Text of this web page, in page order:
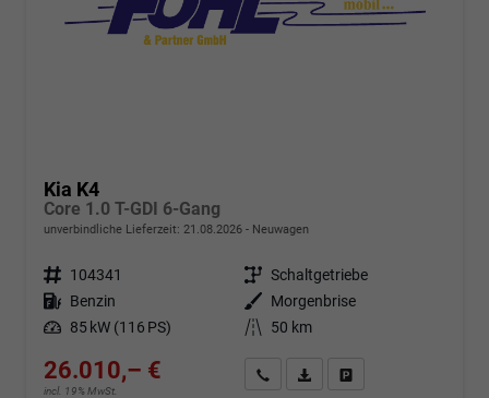
Kia K4
Core 1.0 T-GDI 6-Gang
unverbindliche Lieferzeit: 21.08.2026 Neuwagen
Fahrzeugnr. 104341 Getriebe Schaltgetriebe
Kraftstoff Benzin Außenfarbe
Morgenbrise
Leistung 85 kW (116 PS) Kilometerstand 50 km
26.010,– €
incl. 19% MwSt.
Angebot anfordern
Fahrzeugexpose (PDF)